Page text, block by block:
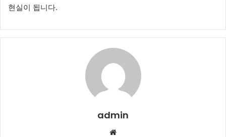
현실이 됩니다.
admin
Website